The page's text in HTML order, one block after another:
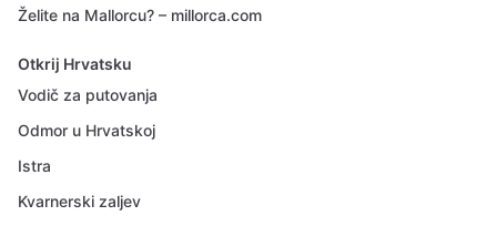
Želite na Mallorcu? – millorca.com
Otkrij Hrvatsku
Vodič za putovanja
Odmor u Hrvatskoj
Istra
Kvarnerski zaljev